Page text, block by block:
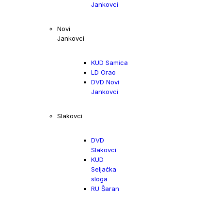
Jankovci
Novi
Jankovci
KUD Samica
LD Orao
DVD Novi
Jankovci
Slakovci
DVD
Slakovci
KUD
Seljačka
sloga
RU Šaran